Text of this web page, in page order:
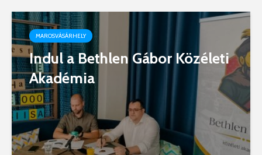
MAROSVÁSÁRHELY
Indul a Bethlen Gábor Közéleti
Akadémia